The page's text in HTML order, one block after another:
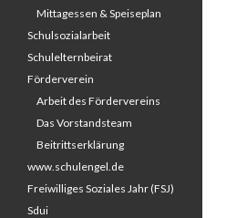
Mittagessen & Speiseplan
Schulsozialarbeit
Schulelternbeirat
Förderverein
Arbeit des Fördervereins
Das Vorstandsteam
Beitrittserklärung
www.schulengel.de
Freiwilliges Soziales Jahr (FSJ)
Sdui